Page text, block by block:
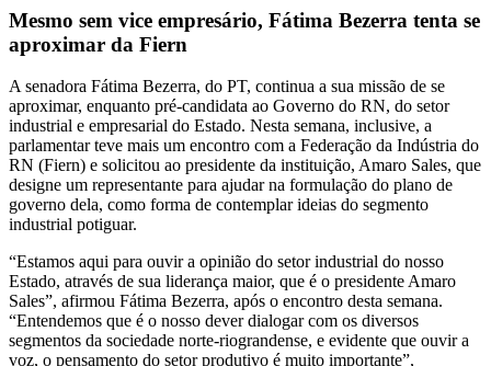
Mesmo sem vice empresário, Fátima Bezerra tenta se
aproximar da Fiern
A senadora Fátima Bezerra, do PT, continua a sua missão de se
aproximar, enquanto pré-candidata ao Governo do RN, do setor
industrial e empresarial do Estado. Nesta semana, inclusive, a
parlamentar teve mais um encontro com a Federação da Indústria do
RN (Fiern) e solicitou ao presidente da instituição, Amaro Sales, que
designe um representante para ajudar na formulação do plano de
governo dela, como forma de contemplar ideias do segmento
industrial potiguar.
“Estamos aqui para ouvir a opinião do setor industrial do nosso
Estado, através de sua liderança maior, que é o presidente Amaro
Sales”, afirmou Fátima Bezerra, após o encontro desta semana.
“Entendemos que é o nosso dever dialogar com os diversos
segmentos da sociedade norte-riograndense, e evidente que ouvir a
voz, o pensamento do setor produtivo é muito importante”,